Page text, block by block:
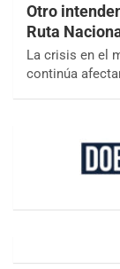
Otro
Ruta
La crisis en el
continúa